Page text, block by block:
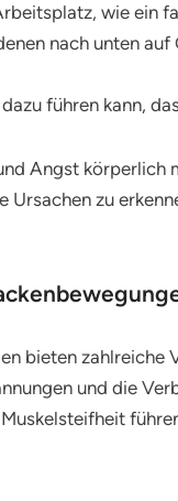
wie ein
nach unten
führen kann,
Angst
Ursachen zu
bieten
und die